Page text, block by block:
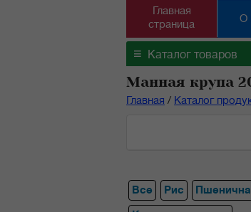
Главная
страница
О
≡ Каталог товаров
Манная крупа
Главная / Каталог
Все Рис